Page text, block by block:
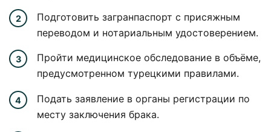
Подготовить загранпаспорт с присяжным
переводом и нотариальным удостоверением.
Пройти медицинское обследование в объёме,
предусмотренном турецкими правилами.
Подать заявление в органы регистрации по
месту заключения брака.